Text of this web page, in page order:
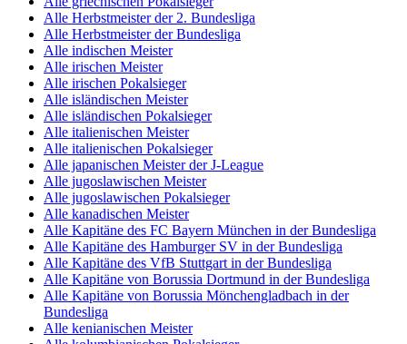
Alle Herbstmeister der 2. Bundesliga
Alle Herbstmeister der Bundesliga
Alle indischen Meister
Alle irischen Meister
Alle irischen Pokalsieger
Alle isländischen Meister
Alle isländischen Pokalsieger
Alle italienischen Meister
Alle italienischen Pokalsieger
Alle japanischen Meister der J-League
Alle jugoslawischen Meister
Alle jugoslawischen Pokalsieger
Alle kanadischen Meister
Alle Kapitäne des FC Bayern München in der Bundesliga
Alle Kapitäne des Hamburger SV in der Bundesliga
Alle Kapitäne des VfB Stuttgart in der Bundesliga
Alle Kapitäne von Borussia Dortmund in der Bundesliga
Alle Kapitäne von Borussia Mönchengladbach in der
Bundesliga
Alle kenianischen Meister